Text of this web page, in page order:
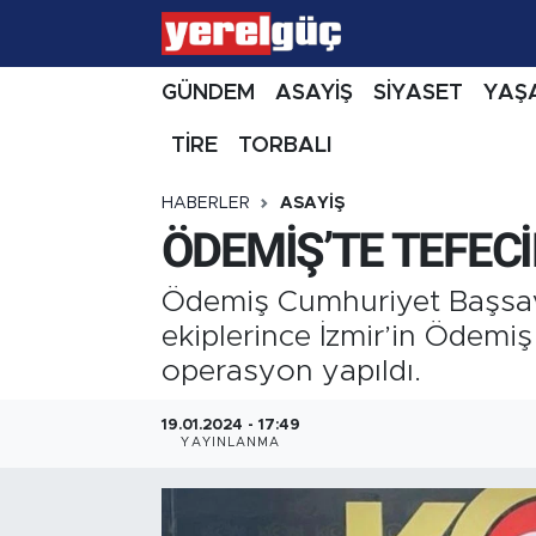
GÜNDEM ASAYİŞ SİYASET
TİRE TORBALI
HABERLER ASAYİŞ
ÖDEMİŞ’TE
Ödemiş Cumhuriyet
ekiplerince İzmir’in
operasyon yapıldı.
19.01.2024 - 17:49
YAYINLANMA